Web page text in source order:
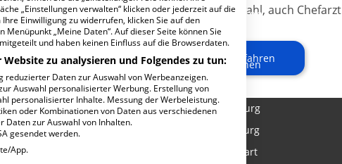
✔ Freie Arztwahl, auch Chefarzt
Mehr erfahren
& Medikamente bestellen
Spezialisten finden
richtigen Krankenhaus
im Krankenhaus
Krankenhaus
Kliniken in Städten
Kliniken in Berlin
Kliniken in München
Kliniken in Frankfurt (Main)
Kliniken in Hamburg
Kliniken in Duisburg
Kliniken in Stuttgart
„Einstellungen verwalten“ klicken oder jederzeit auf die
Einwilligung zu widerrufen, klicken Sie auf den
„Meine Daten“. Auf dieser Seite können Sie
und haben keinen Einfluss auf die Browserdaten.
zu analysieren und Folgendes zu tun:
Daten zur Auswahl von Werbeanzeigen.
Auswahl personalisierter Werbung. Erstellung von
personalisierter Inhalte. Messung der Werbeleistung.
oder Kombinationen von Daten aus verschiedenen
Daten zur Auswahl von Inhalten.
gesendet werden.
App.